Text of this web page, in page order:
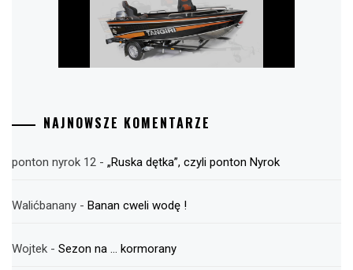
NAJNOWSZE KOMENTARZE
ponton nyrok 12 - „Ruska dętka”, czyli ponton Nyrok
Walićbanany - Banan cweli wodę !
Wojtek - Sezon na … kormorany